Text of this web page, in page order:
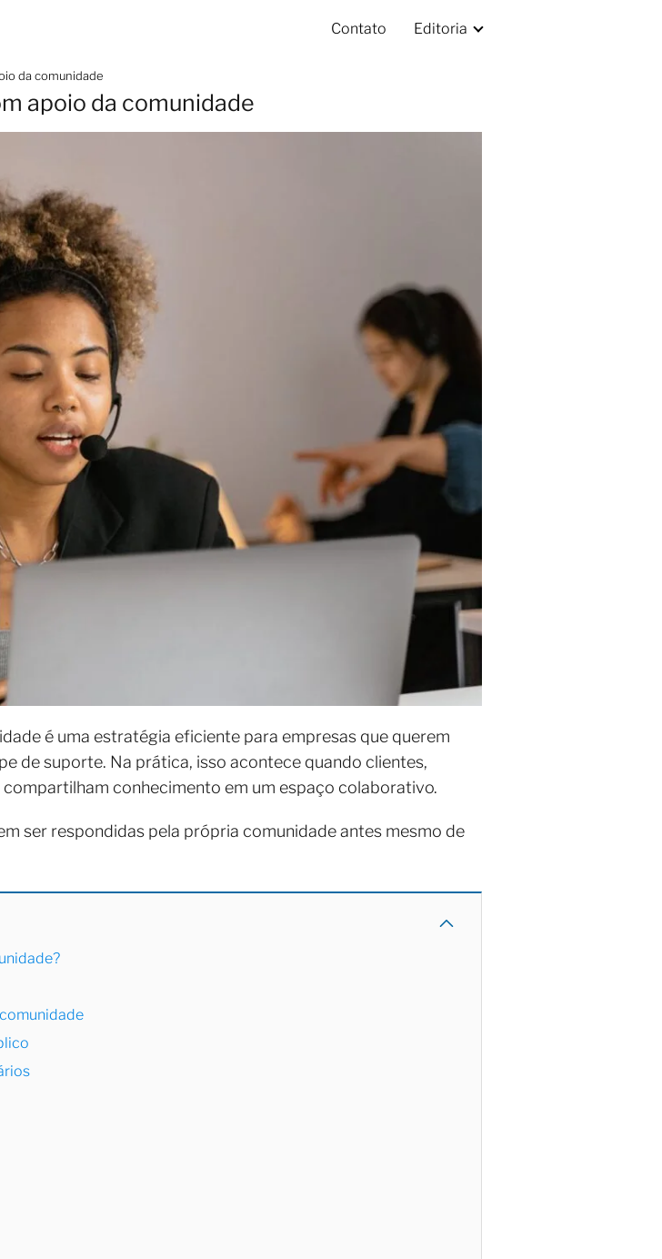
Contato Editoria
da comunidade
apoio da comunidade
é uma estratégia eficiente para empresas que querem
de suporte. Na prática, isso acontece quando clientes,
conhecimento em um espaço colaborativo.
ser respondidas pela própria comunidade antes mesmo de